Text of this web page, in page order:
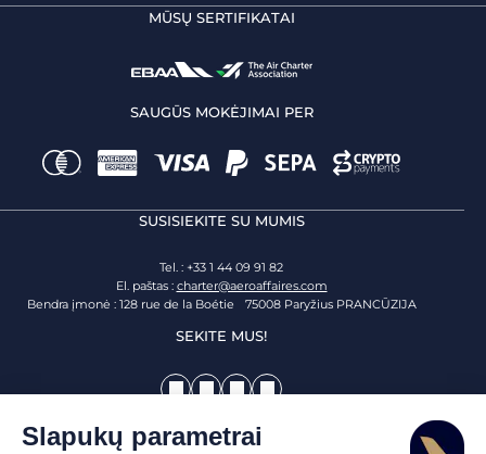
MŪSŲ SERTIFIKATAI
SAUGŪS MOKĖJIMAI PER
SUSISIEKITE SU MUMIS
Tel. : +33 1 44 09 91 82
El. paštas : charter@aeroaffaires.com
Bendra įmonė : 128 rue de la Boétie 75008 Paryžius PRANCŪZIJA
SEKITE MUS!